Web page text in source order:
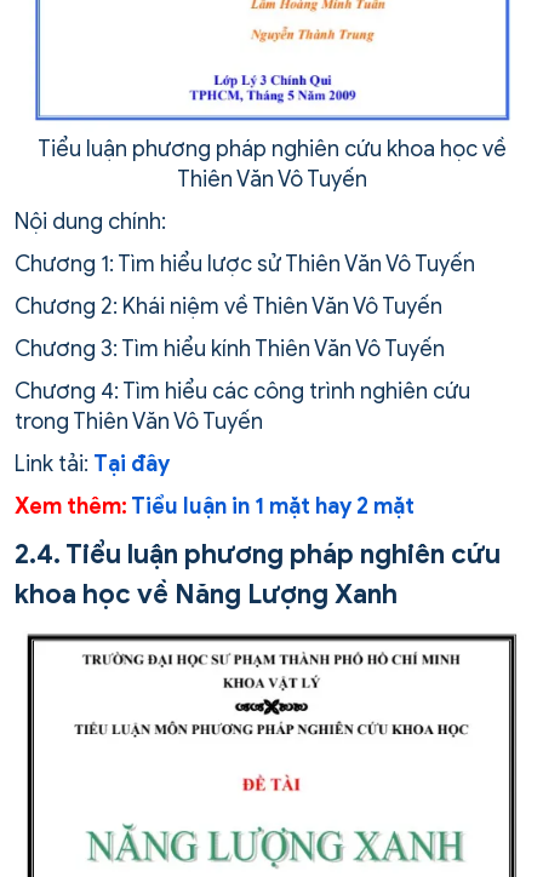
Tiểu luận phương pháp nghiên cứu khoa học về
Thiên Văn Vô Tuyến
Nội dung chính:
Chương 1: Tìm hiểu lược sử Thiên Văn Vô Tuyến
Chương 2: Khái niệm về Thiên Văn Vô Tuyến
Chương 3: Tìm hiểu kính Thiên Văn Vô Tuyến
Chương 4: Tìm hiểu các công trình nghiên cứu
trong Thiên Văn Vô Tuyến
Link tải: Tại đây
Xem thêm: Tiểu luận in 1 mặt hay 2 mặt
2.4. Tiểu luận phương pháp nghiên cứu
khoa học về Năng Lượng Xanh